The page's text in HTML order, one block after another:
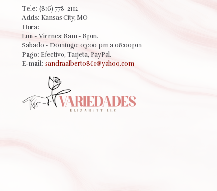
Tele: (816) 778-2112
Adds: Kansas City, MO
Hora:
Lun - Viernes: 8am - 8pm.
Sabado - Domingo: 03:00 pm a 08:00pm
Pago: Efectivo, Tarjeta, PayPal.
E-mail: sandraalberto861@yahoo.com